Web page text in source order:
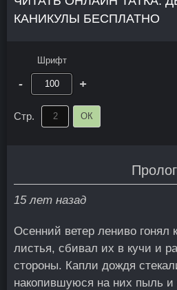
КАНИКУЛЫ БЕСПЛАТНО
Шрифт
- +
Стр. ОК
Пролог
15 лет назад
Осенний ветер лениво гонял
листья, сбивал их в кучи и
стороны. Капли дождя
накопившуюся на них пыль и